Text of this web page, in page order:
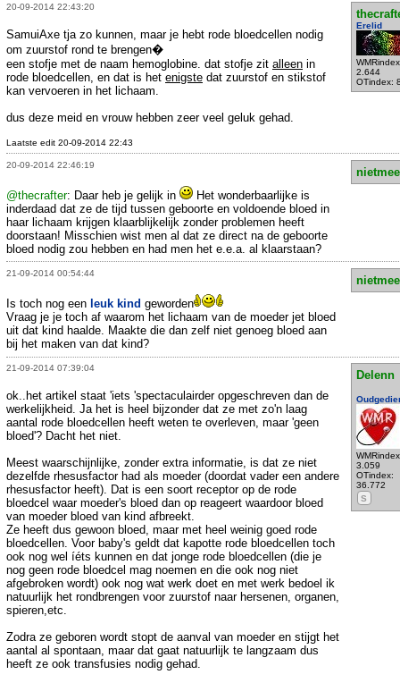
20-09-2014 22:43:20
Erelid
2.644
OTindex:
SamuiAxe tja zo kunnen, maar je hebt rode bloedcellen nodig
om zuurstof rond te brengen�
een stofje met de naam hemoglobine. dat stofje zit alleen in
rode bloedcellen, en dat is het enigste dat zuurstof en stikstof
kan vervoeren in het lichaam.
dus deze meid en vrouw hebben zeer veel geluk gehad.
Laatste edit 20-09-2014 22:43
20-09-2014 22:46:19
@thecrafter: Daar heb je gelijk in
Het wonderbaarlijke is
inderdaad dat ze de tijd tussen geboorte en voldoende bloed in
haar lichaam krijgen klaarblijkelijk zonder problemen heeft
doorstaan! Misschien wist men al dat ze direct na de geboorte
bloed nodig zou hebben en had men het e.e.a. al klaarstaan?
21-09-2014 00:54:44
Is toch nog een leuk kind geworden
Vraag je je toch af waarom het lichaam van de moeder jet bloed
uit dat kind haalde. Maakte die dan zelf niet genoeg bloed aan
bij het maken van dat kind?
21-09-2014 07:39:04
Delenn
3.059
OTindex:
36.772
S
ok..het artikel staat 'iets 'spectaculairder opgeschreven dan de
werkelijkheid. Ja het is heel bijzonder dat ze met zo'n laag
aantal rode bloedcellen heeft weten te overleven, maar 'geen
bloed'? Dacht het niet.
Meest waarschijnlijke, zonder extra informatie, is dat ze niet
dezelfde rhesusfactor had als moeder (doordat vader een andere
rhesusfactor heeft). Dat is een soort receptor op de rode
bloedcel waar moeder's bloed dan op reageert waardoor bloed
van moeder bloed van kind afbreekt.
Ze heeft dus gewoon bloed, maar met heel weinig goed rode
bloedcellen. Voor baby's geldt dat kapotte rode bloedcellen toch
ook nog wel íéts kunnen en dat jonge rode bloedcellen (die je
nog geen rode bloedcel mag noemen en die ook nog niet
afgebroken wordt) ook nog wat werk doet en met werk bedoel ik
natuurlijk het rondbrengen voor zuurstof naar hersenen, organen,
spieren,etc.
Zodra ze geboren wordt stopt de aanval van moeder en stijgt het
aantal al spontaan, maar dat gaat natuurlijk te langzaam dus
heeft ze ook transfusies nodig gehad.